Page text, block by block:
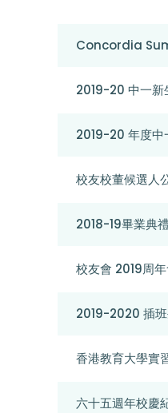
Concordia
2019-20 中一新
2019-20 年度中
校友校董候選人
2018-19畢業典
校友會 2019周
2019-2020 插
香港教育大學實
六十五週年校慶